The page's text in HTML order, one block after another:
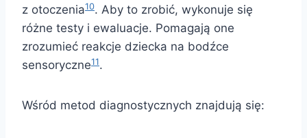
z otoczenia10. Aby to zrobić, wykonuje się
różne testy i ewaluacje. Pomagają one
zrozumieć reakcje dziecka na bodźce
sensoryczne11.
Wśród metod diagnostycznych znajdują się: